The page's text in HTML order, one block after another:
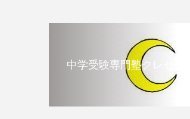
中学受験専門塾クレセント